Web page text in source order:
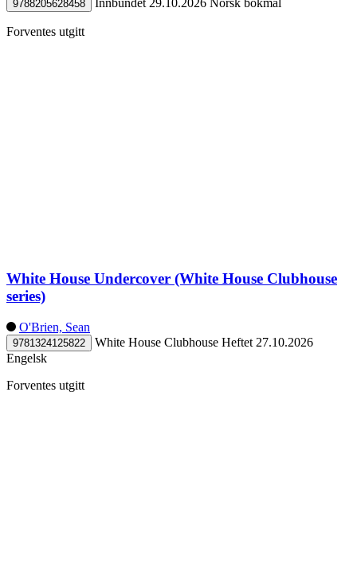
9788205628458
Forventes utgitt
White House Undercover (White House Clubhouse
series)
O'Brien, Sean
9781324125822 White House Clubhouse Heftet 27.10.2026
Engelsk
Forventes utgitt